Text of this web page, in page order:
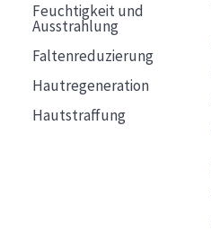
Feuchtigkeit und
Ausstrahlung
Faltenreduzierung
Hautregeneration
Hautstraffung